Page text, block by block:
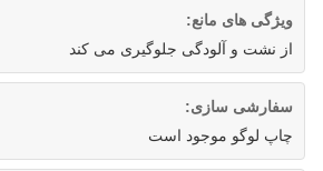
ویژگی های مانع:
از نشت و آلودگی جلوگیری می کند
سفارشی سازی:
چاپ لوگو موجود است